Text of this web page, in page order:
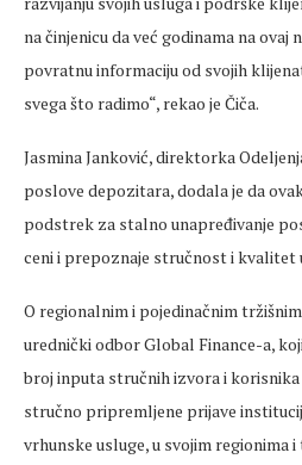
na činjenicu da već godinama na
povratnu informaciju od svojih
svega što radimo“, rekao je Čiča.
Jasmina Janković, direktorka
poslove depozitara, dodala je da
podstrek za stalno unapređivanje
ceni i prepoznaje stručnost i kvalitet
O regionalnim i pojedinačnim
urednički odbor Global Finance-a,
broj inputa stručnih izvora i
stručno pripremljene prijave
vrhunske usluge, u svojim regionima